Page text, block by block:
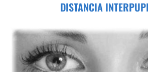
DISTANCIA